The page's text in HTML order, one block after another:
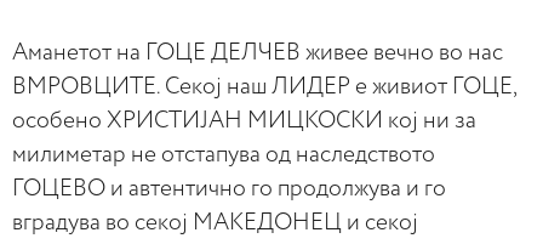
Аманетот на ГОЦЕ ДЕЛЧЕВ живее вечно во нас
ВМРОВЦИТЕ. Секој наш ЛИДЕР е живиот ГОЦЕ,
особено ХРИСТИЈАН МИЦКОСКИ кој ни за
милиметар не отстапува од наследството
ГОЦЕВО и автентично го продолжува и го
вградува во секој МАКЕДОНЕЦ и секој